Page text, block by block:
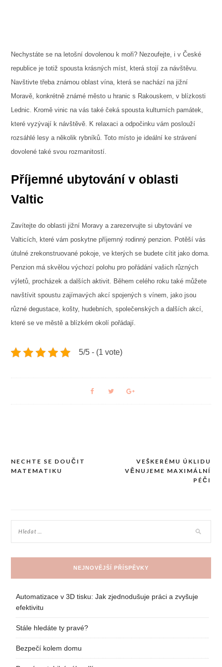
Nechystáte se na letošní dovolenou k moři? Nezoufejte, i v České
republice je totiž spousta krásných míst, která stojí za návštěvu.
Navštivte třeba známou oblast vína, která se nachází na jižní
Moravě, konkrétně známé město u hranic s Rakouskem, v blízkosti
Lednic. Kromě vinic na vás také čeká spousta kulturních památek,
které vyzývají k návštěvě. K relaxaci a odpočinku vám poslouží
rozsáhlé lesy a několik rybníků. Toto místo je ideální ke strávení
dovolené také svou rozmanitostí.
Příjemné ubytování v oblasti
Valtic
Zavítejte do oblasti jižní Moravy a zarezervujte si ubytování ve
Valticích, které vám poskytne příjemný rodinný penzion. Potěší vás
útulné zrekonstruované pokoje, ve kterých se budete cítit jako doma.
Penzion má skvělou výchozí polohu pro pořádání vašich různých
výletů, procházek a dalších aktivit. Během celého roku také můžete
navštívit spoustu zajímavých akcí spojených s vínem, jako jsou
různé degustace, košty, hudebních, společenských a dalších akcí,
které se ve městě a blízkém okolí pořádají.
5/5 - (1 vote)
Navigace
NECHTE SE DOUČIT
MATEMATIKU
VEŠKERÉMU ÚKLIDU
VĚNUJEME MAXIMÁLNÍ
PÉČI
NEJNOVĚJŠÍ PŘÍSPĚVKY
Automatizace v 3D tisku: Jak zjednodušuje práci a zvyšuje
efektivitu
Stále hledáte ty pravé?
Bezpečí kolem domu